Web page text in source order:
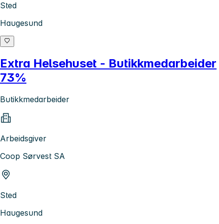
Sted
Haugesund
Extra Helsehuset - Butikkmedarbeider
73%
Butikkmedarbeider
Arbeidsgiver
Coop Sørvest SA
Sted
Haugesund